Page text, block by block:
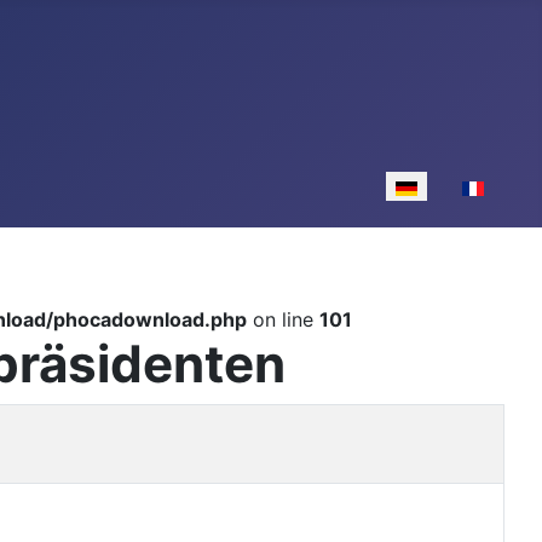
Sprache
phocadownload.php on line 101